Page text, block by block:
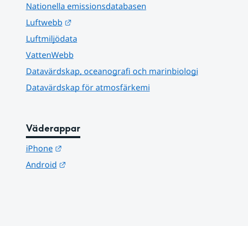
Nationella emissionsdatabasen
Luftwebb
Länk till annan webbplats.
Luftmiljödata
VattenWebb
Datavärdskap, oceanografi och marinbiologi
Datavärdskap för atmosfärkemi
Väderappar
iPhone
Länk till annan webbplats.
Android
Länk till annan webbplats.